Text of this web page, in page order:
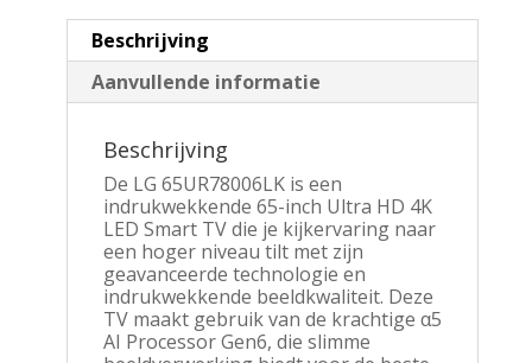
Beschrijving
Aanvullende informatie
Beschrijving
De LG 65UR78006LK is een
indrukwekkende 65-inch Ultra HD 4K
LED Smart TV die je kijkervaring naar
een hoger niveau tilt met zijn
geavanceerde technologie en
indrukwekkende beeldkwaliteit. Deze
TV maakt gebruik van de krachtige α5
AI Processor Gen6, die slimme